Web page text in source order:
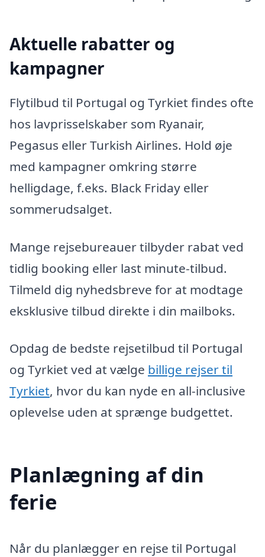
Aktuelle rabatter og
kampagner
Flytilbud til Portugal og Tyrkiet findes ofte
hos lavprisselskaber som Ryanair,
Pegasus eller Turkish Airlines. Hold øje
med kampagner omkring større
helligdage, f.eks. Black Friday eller
sommerudsalget.
Mange rejsebureauer tilbyder rabat ved
tidlig booking eller last minute-tilbud.
Tilmeld dig nyhedsbreve for at modtage
eksklusive tilbud direkte i din mailboks.
Opdag de bedste rejsetilbud til Portugal
og Tyrkiet ved at vælge billige rejser til
Tyrkiet, hvor du kan nyde en all-inclusive
oplevelse uden at sprænge budgettet.
Planlægning af din
ferie
Når du planlægger en rejse til Portugal